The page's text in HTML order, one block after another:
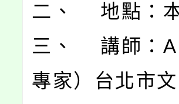
二、 地點：
三、 講師：
專家）台北市